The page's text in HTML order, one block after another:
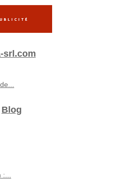
srl.com
Blog